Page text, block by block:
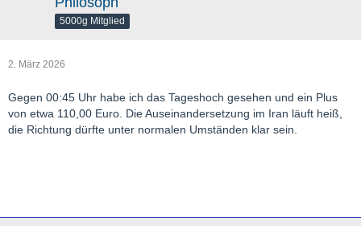
5000g Mitglied
2. März 2026
Gegen 00:45 Uhr habe ich das Tageshoch gesehen und ein Plus
von etwa 110,00 Euro. Die Auseinandersetzung im Iran läuft heiß,
die Richtung dürfte unter normalen Umständen klar sein.